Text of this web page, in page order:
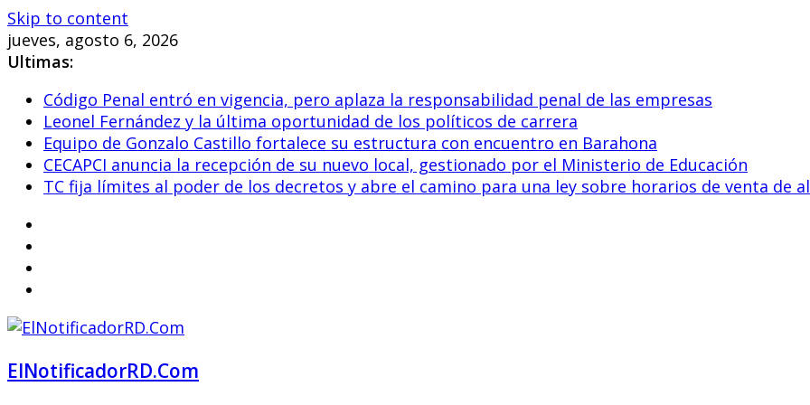
Skip to content
jueves, agosto 6, 2026
Ultimas:
Código Penal entró en vigencia, pero aplaza la responsabilidad penal de las empresas
Leonel Fernández y la última oportunidad de los políticos de carrera
Equipo de Gonzalo Castillo fortalece su estructura con encuentro en Barahona
CECAPCI anuncia la recepción de su nuevo local, gestionado por el Ministerio de Educación
TC fija límites al poder de los decretos y abre el camino para una ley sobre horarios de venta de
ElNotificadorRD.Com